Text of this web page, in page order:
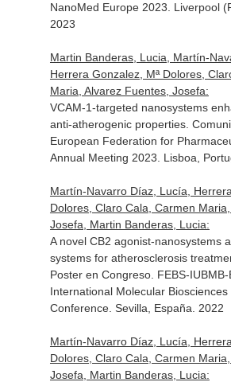
NanoMed Europe 2023. Liverpool
2023
Martin Banderas, Lucia, Martín-
Herrera Gonzalez, Mª Dolores,
Maria, Alvarez Fuentes, Josefa:
VCAM-1-targeted nanosystems
anti-atherogenic properties.
European Federation for
Annual Meeting 2023. Lisboa,
Martín-Navarro Díaz, Lucía,
Dolores, Claro Cala, Carmen
Josefa, Martin Banderas, Lucia:
A novel CB2 agonist-nanosystems
systems for atherosclerosis
Poster en Congreso. FEBS-
International Molecular
Conference. Sevilla, España. 2022
Martín-Navarro Díaz, Lucía,
Dolores, Claro Cala, Carmen
Josefa, Martin Banderas, Lucia: